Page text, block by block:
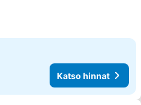
Katso hinnat